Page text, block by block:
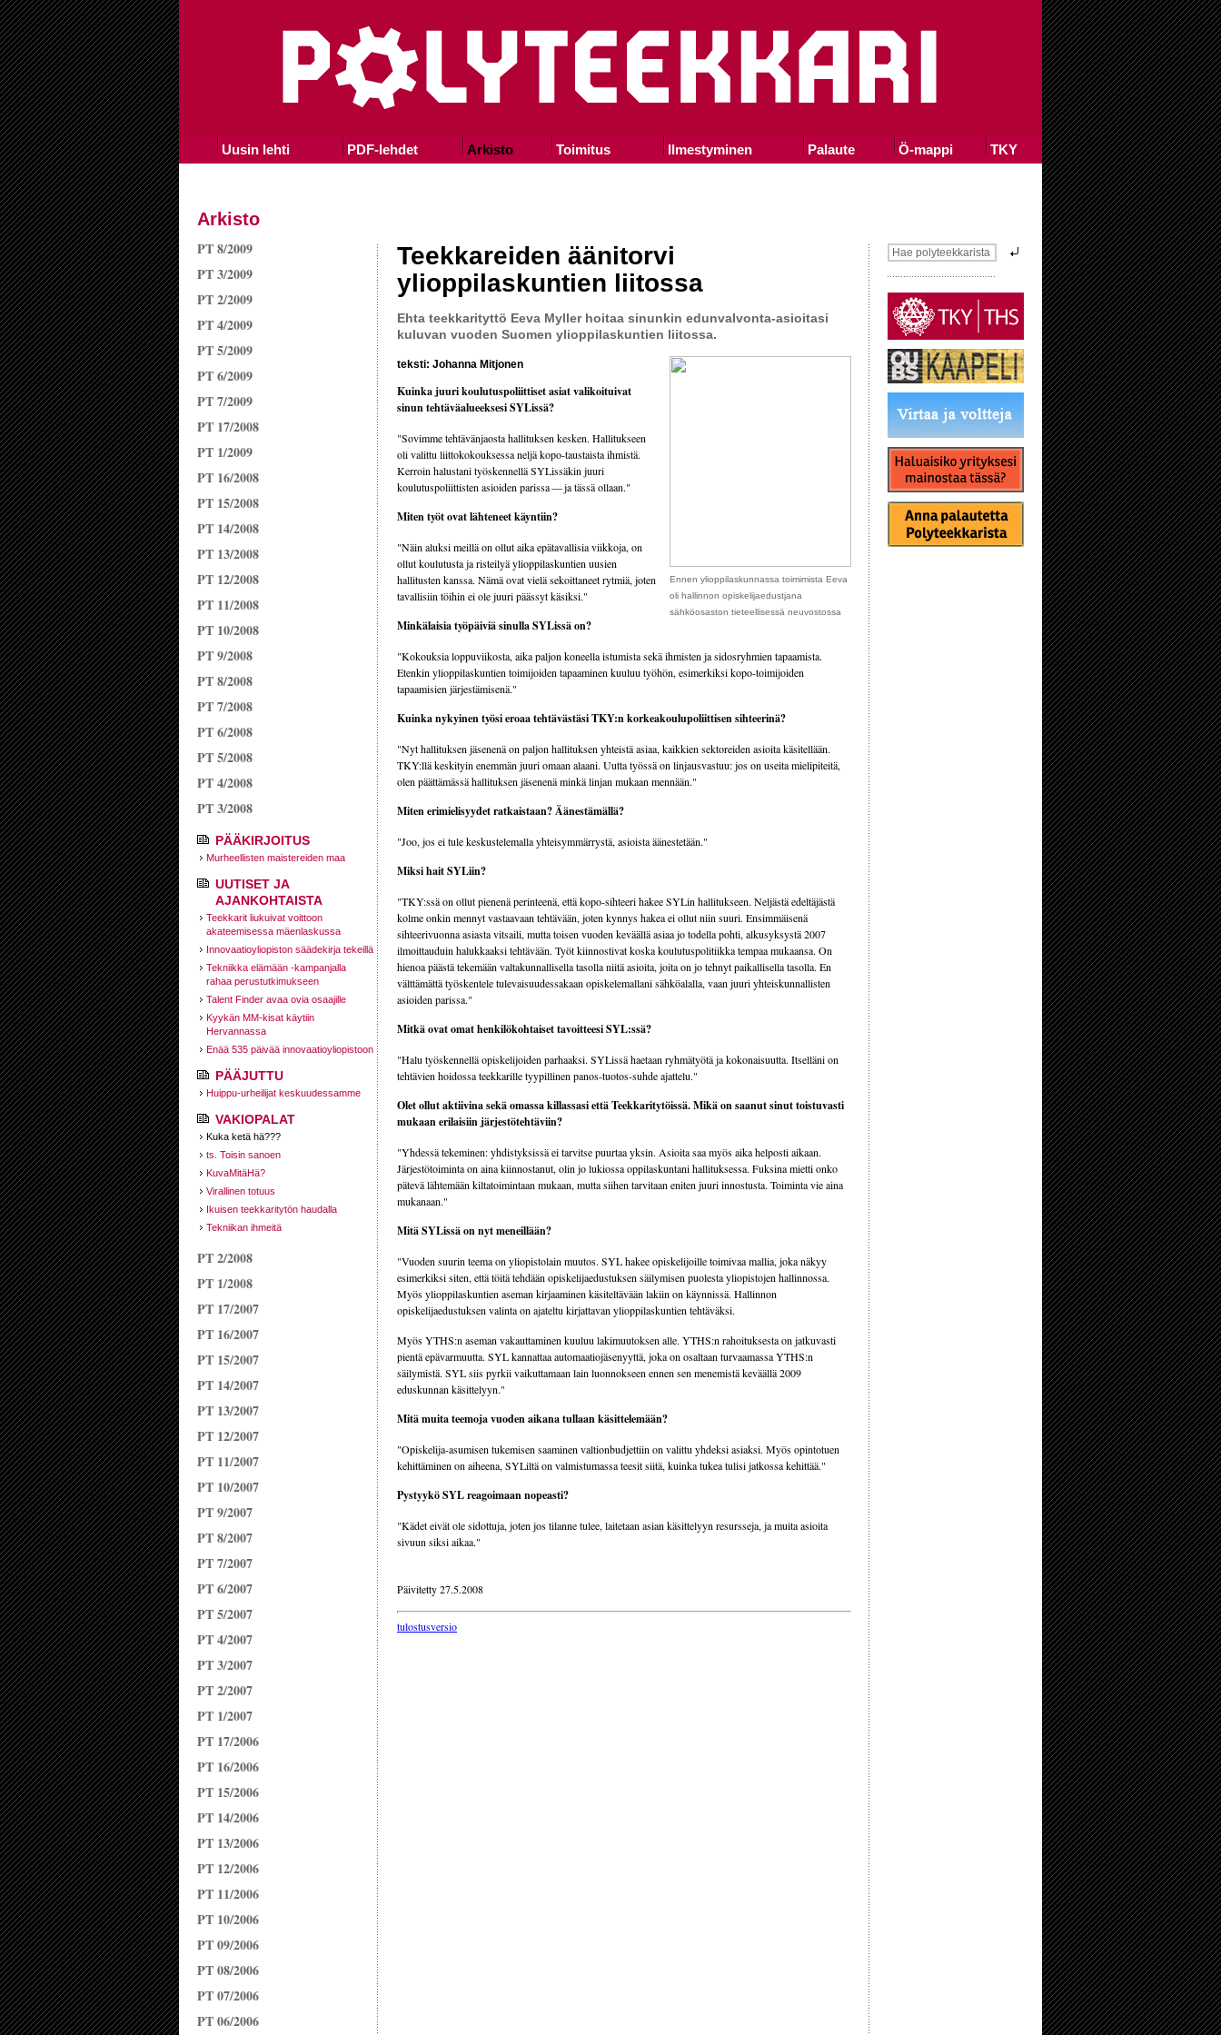
Uusin lehti PDF-lehdet Arkisto Toimitus Ilmestyminen Palaute Ö-mappi TKY
Arkisto
PT 8/2009
PT 3/2009
PT 2/2009
PT 4/2009
PT 5/2009
PT 6/2009
PT 7/2009
PT 17/2008
PT 1/2009
PT 16/2008
PT 15/2008
PT 14/2008
PT 13/2008
PT 12/2008
PT 11/2008
PT 10/2008
PT 9/2008
PT 8/2008
PT 7/2008
PT 6/2008
PT 5/2008
PT 4/2008
PT 3/2008
PÄÄKIRJOITUS
Murheellisten maistereiden maa
UUTISET JA
AJANKOHTAISTA
Teekkarit liukuivat voittoon
akateemisessa mäenlaskussa
Innovaatioyliopiston säädekirja tekeillä
Tekniikka elämään -kampanjalla
rahaa perustutkimukseen
Talent Finder avaa ovia osaajille
Kyykän MM-kisat käytiin
Hervannassa
Enää 535 päivää innovaatioyliopistoon
PÄÄJUTTU
Huippu-urheilijat keskuudessamme
VAKIOPALAT
Kuka ketä hä???
ts. Toisin sanoen
KuvaMitäHä?
Virallinen totuus
Ikuisen teekkaritytön haudalla
Tekniikan ihmeitä
PT 2/2008
PT 1/2008
PT 17/2007
PT 16/2007
PT 15/2007
PT 14/2007
PT 13/2007
PT 12/2007
PT 11/2007
PT 10/2007
PT 9/2007
PT 8/2007
PT 7/2007
PT 6/2007
PT 5/2007
PT 4/2007
PT 3/2007
PT 2/2007
PT 1/2007
PT 17/2006
PT 16/2006
PT 15/2006
PT 14/2006
PT 13/2006
PT 12/2006
PT 11/2006
PT 10/2006
PT 09/2006
PT 08/2006
PT 07/2006
PT 06/2006
Teekkareiden äänitorvi
ylioppilaskuntien liitossa
Ehta teekkarityttö Eeva Myller hoitaa sinunkin edunvalvonta-asioitasi
kuluvan vuoden Suomen ylioppilaskuntien liitossa.
Ennen ylioppilaskunnassa toimimista Eeva
oli hallinnon opiskelijaedustjana
sähköosaston tieteellisessä neuvostossa
teksti: Johanna Mitjonen
Kuinka juuri koulutuspoliittiset asiat valikoituivat
sinun tehtäväalueeksesi SYLissä?
"Sovimme tehtävänjaosta hallituksen kesken. Hallitukseen
oli valittu liittokokouksessa neljä kopo-taustaista ihmistä.
Kerroin halustani työskennellä SYLissäkin juuri
koulutuspoliittisten asioiden parissa — ja tässä ollaan."
Miten työt ovat lähteneet käyntiin?
"Näin aluksi meillä on ollut aika epätavallisia viikkoja, on
ollut koulutusta ja risteilyä ylioppilaskuntien uusien
hallitusten kanssa. Nämä ovat vielä sekoittaneet rytmiä, joten
tavallisiin töihin ei ole juuri päässyt käsiksi."
Minkälaisia työpäiviä sinulla SYLissä on?
"Kokouksia loppuviikosta, aika paljon koneella istumista sekä ihmisten ja sidosryhmien tapaamista.
Etenkin ylioppilaskuntien toimijoiden tapaaminen kuuluu työhön, esimerkiksi kopo-toimijoiden
tapaamisien järjestämisenä."
Kuinka nykyinen työsi eroaa tehtävästäsi TKY:n korkeakoulupoliittisen sihteerinä?
"Nyt hallituksen jäsenenä on paljon hallituksen yhteistä asiaa, kaikkien sektoreiden asioita käsitellään.
TKY:llä keskityin enemmän juuri omaan alaani. Uutta työssä on linjausvastuu: jos on useita mielipiteitä,
olen päättämässä hallituksen jäsenenä minkä linjan mukaan mennään."
Miten erimielisyydet ratkaistaan? Äänestämällä?
"Joo, jos ei tule keskustelemalla yhteisymmärrystä, asioista äänestetään."
Miksi hait SYLiin?
"TKY:ssä on ollut pienenä perinteenä, että kopo-sihteeri hakee SYLin hallitukseen. Neljästä edeltäjästä
kolme onkin mennyt vastaavaan tehtävään, joten kynnys hakea ei ollut niin suuri. Ensimmäisenä
sihteerivuonna asiasta vitsaili, mutta toisen vuoden keväällä asiaa jo todella pohti, alkusyksystä 2007
ilmoittauduin halukkaaksi tehtävään. Työt kiinnostivat koska koulutuspolitiikka tempaa mukaansa. On
hienoa päästä tekemään valtakunnallisella tasolla niitä asioita, joita on jo tehnyt paikallisella tasolla. En
välttämättä työskentele tulevaisuudessakaan opiskelemallani sähköalalla, vaan juuri yhteiskunnallisten
asioiden parissa."
Mitkä ovat omat henkilökohtaiset tavoitteesi SYL:ssä?
"Halu työskennellä opiskelijoiden parhaaksi. SYLissä haetaan ryhmätyötä ja kokonaisuutta. Itselläni on
tehtävien hoidossa teekkarille tyypillinen panos-tuotos-suhde ajattelu."
Olet ollut aktiivina sekä omassa killassasi että Teekkaritytöissä. Mikä on saanut sinut toistuvasti
mukaan erilaisiin järjestötehtäviin?
"Yhdessä tekeminen: yhdistyksissä ei tarvitse puurtaa yksin. Asioita saa myös aika helposti aikaan.
Järjestötoiminta on aina kiinnostanut, olin jo lukiossa oppilaskuntani hallituksessa. Fuksina mietti onko
pätevä lähtemään kiltatoimintaan mukaan, mutta siihen tarvitaan eniten juuri innostusta. Toiminta vie aina
mukanaan."
Mitä SYLissä on nyt meneillään?
"Vuoden suurin teema on yliopistolain muutos. SYL hakee opiskelijoille toimivaa mallia, joka näkyy
esimerkiksi siten, että töitä tehdään opiskelijaedustuksen säilymisen puolesta yliopistojen hallinnossa.
Myös ylioppilaskuntien aseman kirjaaminen käsiteltävään lakiin on käynnissä. Hallinnon
opiskelijaedustuksen valinta on ajateltu kirjattavan ylioppilaskuntien tehtäväksi.
Myös YTHS:n aseman vakauttaminen kuuluu lakimuutoksen alle. YTHS:n rahoituksesta on jatkuvasti
pientä epävarmuutta. SYL kannattaa automaatiojäsenyyttä, joka on osaltaan turvaamassa YTHS:n
säilymistä. SYL siis pyrkii vaikuttamaan lain luonnokseen ennen sen menemistä keväällä 2009
eduskunnan käsittelyyn."
Mitä muita teemoja vuoden aikana tullaan käsittelemään?
"Opiskelija-asumisen tukemisen saaminen valtionbudjettiin on valittu yhdeksi asiaksi. Myös opintotuen
kehittäminen on aiheena, SYLiltä on valmistumassa teesit siitä, kuinka tukea tulisi jatkossa kehittää."
Pystyykö SYL reagoimaan nopeasti?
"Kädet eivät ole sidottuja, joten jos tilanne tulee, laitetaan asian käsittelyyn resursseja, ja muita asioita
sivuun siksi aikaa."
Päivitetty 27.5.2008
tulostusversio